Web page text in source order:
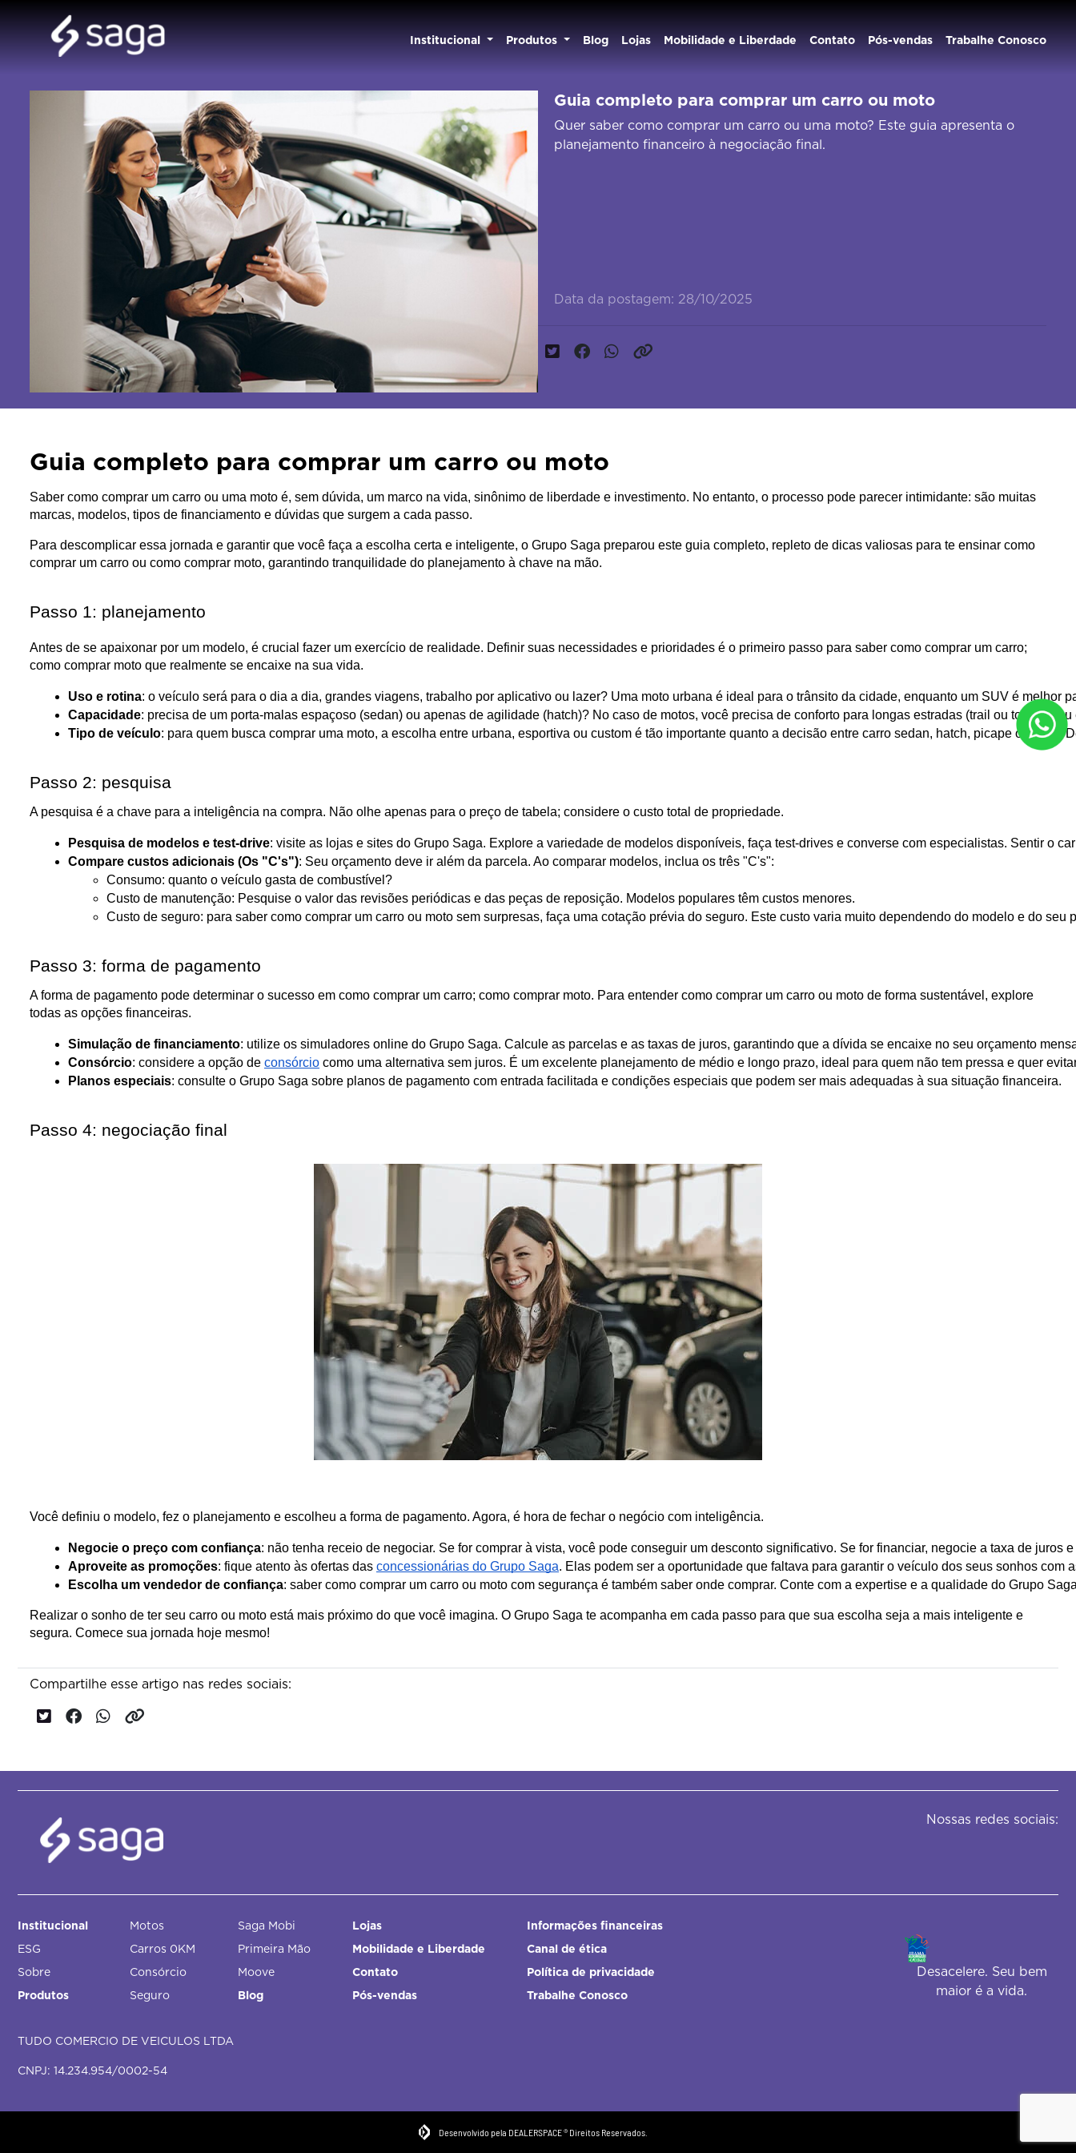
Institucional Produtos Blog Lojas Mobilidade e Liberdade Contato Pós-vendas Trabalhe Conosco
Guia completo para comprar um carro ou moto
Quer saber como comprar um carro ou uma moto? Este guia apresenta o
planejamento financeiro à negociação final.
Data da postagem: 28/10/2025
Guia completo para comprar um carro ou moto
Saber como comprar um carro ou uma moto é, sem dúvida, um marco na vida, sinônimo de liberdade e investimento. No entanto, o processo pode parecer intimidante: são muitas
marcas, modelos, tipos de financiamento e dúvidas que surgem a cada passo.
Para descomplicar essa jornada e garantir que você faça a escolha certa e inteligente, o Grupo Saga preparou este guia completo, repleto de dicas valiosas para te ensinar como
comprar um carro ou como comprar moto, garantindo tranquilidade do planejamento à chave na mão.
Passo 1: planejamento
Antes de se apaixonar por um modelo, é crucial fazer um exercício de realidade. Definir suas necessidades e prioridades é o primeiro passo para saber como comprar um carro;
como comprar moto que realmente se encaixe na sua vida.
Uso e rotina: o veículo será para o dia a dia, grandes viagens, trabalho por aplicativo ou lazer? Uma moto urbana é ideal para o trânsito da cidade, enquanto um SUV é melhor
Capacidade: precisa de um porta-malas espaçoso (sedan) ou apenas de agilidade (hatch)? No caso de motos, você precisa de conforto para longas estradas (trail ou touring)
Tipo de veículo: para quem busca comprar uma moto, a escolha entre urbana, esportiva ou custom é tão importante quanto a decisão entre carro sedan, hatch, picape ou SUV.
Passo 2: pesquisa
A pesquisa é a chave para a inteligência na compra. Não olhe apenas para o preço de tabela; considere o custo total de propriedade.
Pesquisa de modelos e test-drive: visite as lojas e sites do Grupo Saga. Explore a variedade de modelos disponíveis, faça test-drives e converse com especialistas. Sentir o
Compare custos adicionais (Os "C's"): Seu orçamento deve ir além da parcela. Ao comparar modelos, inclua os três "C's":
Consumo: quanto o veículo gasta de combustível?
Custo de manutenção: Pesquise o valor das revisões periódicas e das peças de reposição. Modelos populares têm custos menores.
Custo de seguro: para saber como comprar um carro ou moto sem surpresas, faça uma cotação prévia do seguro. Este custo varia muito dependendo do modelo e do seu
Passo 3: forma de pagamento
A forma de pagamento pode determinar o sucesso em como comprar um carro; como comprar moto. Para entender como comprar um carro ou moto de forma sustentável, explore
todas as opções financeiras.
Simulação de financiamento: utilize os simuladores online do Grupo Saga. Calcule as parcelas e as taxas de juros, garantindo que a dívida se encaixe no seu orçamento
Consórcio: considere a opção de consórcio como uma alternativa sem juros. É um excelente planejamento de médio e longo prazo, ideal para quem não tem pressa e quer
Planos especiais: consulte o Grupo Saga sobre planos de pagamento com entrada facilitada e condições especiais que podem ser mais adequadas à sua situação financeira.
Passo 4: negociação final
Você definiu o modelo, fez o planejamento e escolheu a forma de pagamento. Agora, é hora de fechar o negócio com inteligência.
Negocie o preço com confiança: não tenha receio de negociar. Se for comprar à vista, você pode conseguir um desconto significativo. Se for financiar, negocie a taxa de juros
Aproveite as promoções: fique atento às ofertas das concessionárias do Grupo Saga. Elas podem ser a oportunidade que faltava para garantir o veículo dos seus sonhos com
Escolha um vendedor de confiança: saber como comprar um carro ou moto com segurança é também saber onde comprar. Conte com a expertise e a qualidade do Grupo
Realizar o sonho de ter seu carro ou moto está mais próximo do que você imagina. O Grupo Saga te acompanha em cada passo para que sua escolha seja a mais inteligente e
segura. Comece sua jornada hoje mesmo!
Compartilhe esse artigo nas redes sociais:
Nossas redes sociais:
Institucional
ESG
Sobre
Produtos
Motos
Carros 0KM
Consórcio
Seguro
Saga Mobi
Primeira Mão
Moove
Blog
Lojas
Mobilidade e Liberdade
Contato
Pós-vendas
Informações financeiras
Canal de ética
Política de privacidade
Trabalhe Conosco
Desacelere. Seu bem
maior é a vida.
TUDO COMERCIO DE VEICULOS LTDA
CNPJ: 14.234.954/0002-54
Desenvolvido pela DEALERSPACE ® Direitos Reservados.